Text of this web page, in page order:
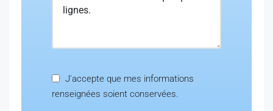
J'accepte que mes informations
renseignées soient conservées.